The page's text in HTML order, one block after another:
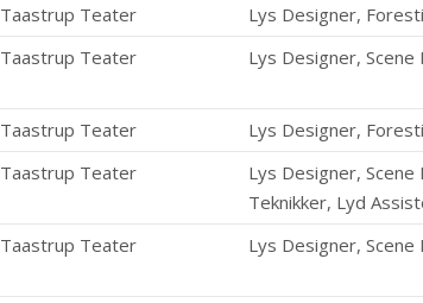
Taastrup Teater
Lys Designer,
Taastrup Teater Lys Designer,
Taastrup Teater
Lys Designer,
Taastrup Teater
Lys Designer,
Teknikker, Lyd
Taastrup Teater Lys Designer,